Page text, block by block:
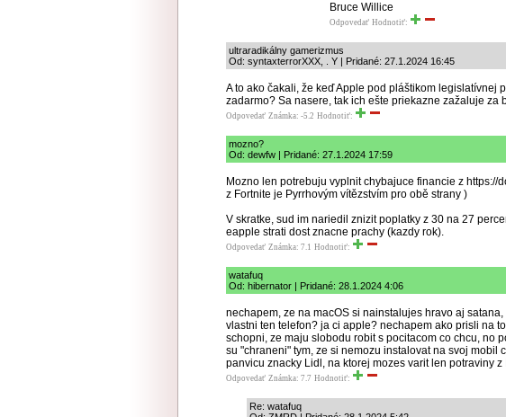
Bruce Willice
Odpovedať Hodnotiť:
ultraradikálny gamerizmus
Od: syntaxterrorXXX, . Y | Pridané: 27.1.2024 16:45
A to ako čakali, že keď Apple pod pláštikom legislatívnej
zadarmo? Sa nasere, tak ich ešte priekazne zažaluje za
Odpovedať Známka: -5.2 Hodnotiť:
mozno?
Od: dewfw | Pridané: 27.1.2024 17:59
Mozno len potrebuju vyplnit chybajuce financie z https://
z Fortnite je Pyrrhovým vítězstvím pro obě strany )
V skratke, sud im nariedil znizit poplatky z 30 na 27
eapple strati dost znacne prachy (kazdy rok).
Odpovedať Známka: 7.1 Hodnotiť:
watafuq
Od: hibernator | Pridané: 28.1.2024 4:06
nechapem, ze na macOS si nainstalujes hravo aj
vlastni ten telefon? ja ci apple? nechapem ako prisli na
schopni, ze maju slobodu robit s pocitacom co chcu, no
su "chraneni" tym, ze si nemozu instalovat na svoj mobil
panvicu znacky Lidl, na ktorej mozes varit len potraviny z
Odpovedať Známka: 7.7 Hodnotiť:
Re: watafuq